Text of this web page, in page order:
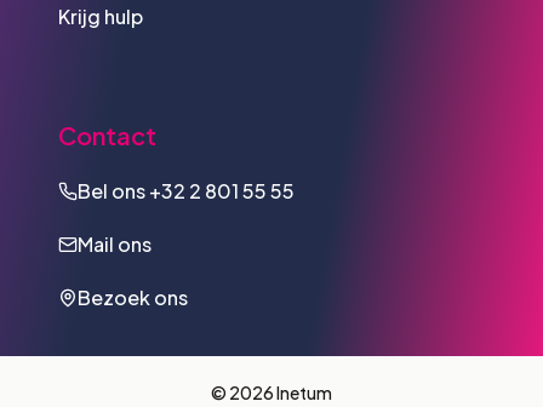
Krijg hulp
Contact
Bel ons+32 2 801 55 55
Mail ons
Bezoek ons
© 2026 Inetum